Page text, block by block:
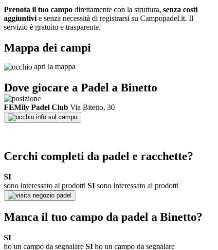
Prenota il tuo campo direttamente con la struttura, senza costi
aggiuntivi e senza necessità di registrarsi su Campopadel.it. Il
servizio è gratuito e trasparente.
Mappa dei campi
apri la mappa
Dove giocare a Padel a Binetto
FEMily Padel Club Via Bitetto, 30
info sul campo
Cerchi completi da padel e racchette?
SI
sono interessato ai prodotti SI sono interessato ai prodotti
negozio padel
Manca il tuo campo da padel a Binetto?
SI
ho un campo da segnalare SI ho un campo da segnalare